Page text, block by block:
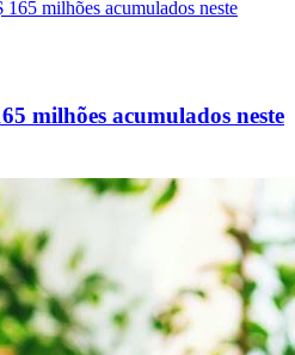
milhões acumulados neste